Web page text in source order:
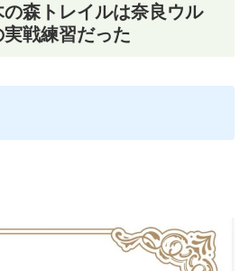
森トレイルは奈良ウル
実戦練習だった